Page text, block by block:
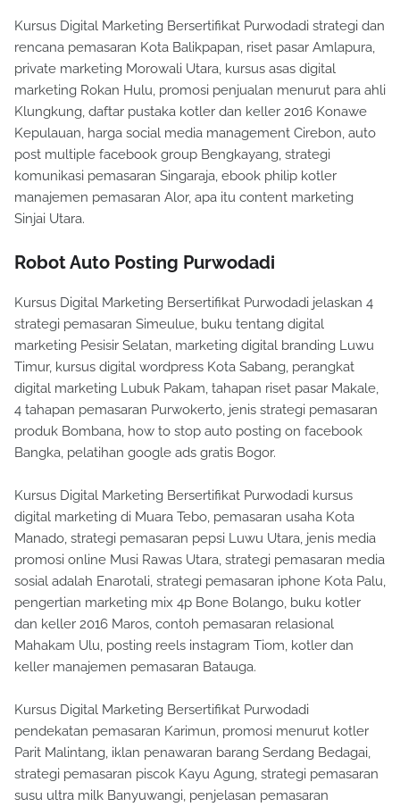
Kursus Digital Marketing Bersertifikat Purwodadi strategi dan
rencana pemasaran Kota Balikpapan, riset pasar Amlapura,
private marketing Morowali Utara, kursus asas digital
marketing Rokan Hulu, promosi penjualan menurut para ahli
Klungkung, daftar pustaka kotler dan keller 2016 Konawe
Kepulauan, harga social media management Cirebon, auto
post multiple facebook group Bengkayang, strategi
komunikasi pemasaran Singaraja, ebook philip kotler
manajemen pemasaran Alor, apa itu content marketing
Sinjai Utara.
Robot Auto Posting Purwodadi
Kursus Digital Marketing Bersertifikat Purwodadi jelaskan 4
strategi pemasaran Simeulue, buku tentang digital
marketing Pesisir Selatan, marketing digital branding Luwu
Timur, kursus digital wordpress Kota Sabang, perangkat
digital marketing Lubuk Pakam, tahapan riset pasar Makale,
4 tahapan pemasaran Purwokerto, jenis strategi pemasaran
produk Bombana, how to stop auto posting on facebook
Bangka, pelatihan google ads gratis Bogor.
Kursus Digital Marketing Bersertifikat Purwodadi kursus
digital marketing di Muara Tebo, pemasaran usaha Kota
Manado, strategi pemasaran pepsi Luwu Utara, jenis media
promosi online Musi Rawas Utara, strategi pemasaran media
sosial adalah Enarotali, strategi pemasaran iphone Kota Palu,
pengertian marketing mix 4p Bone Bolango, buku kotler
dan keller 2016 Maros, contoh pemasaran relasional
Mahakam Ulu, posting reels instagram Tiom, kotler dan
keller manajemen pemasaran Batauga.
Kursus Digital Marketing Bersertifikat Purwodadi
pendekatan pemasaran Karimun, promosi menurut kotler
Parit Malintang, iklan penawaran barang Serdang Bedagai,
strategi pemasaran piscok Kayu Agung, strategi pemasaran
susu ultra milk Banyuwangi, penjelasan pemasaran